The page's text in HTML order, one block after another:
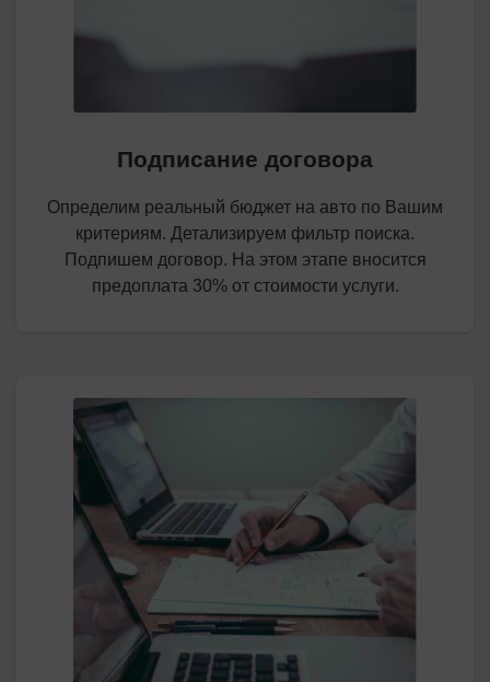
Подписание договора
Определим реальный бюджет на авто по Вашим
критериям. Детализируем фильтр поиска.
Подпишем договор. На этом этапе вносится
предоплата 30% от стоимости услуги.